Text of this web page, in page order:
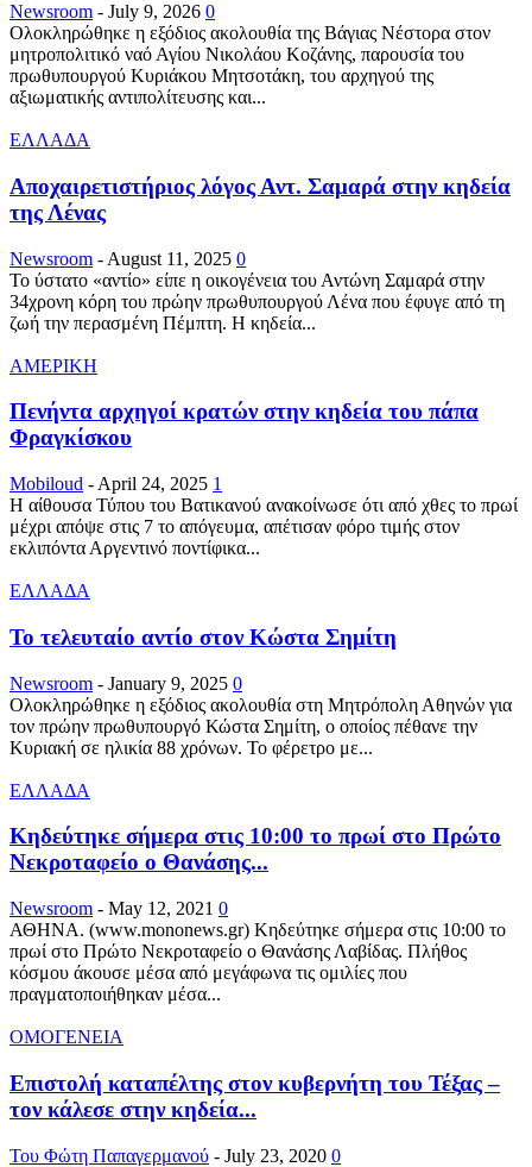
Newsroom - July 9, 2026 0
Ολοκληρώθηκε η εξόδιος ακολουθία της Βάγιας Νέστορα στον
μητροπολιτικό ναό Αγίου Νικολάου Κοζάνης, παρουσία του
πρωθυπουργού Κυριάκου Μητσοτάκη, του αρχηγού της
αξιωματικής αντιπολίτευσης και...
ΕΛΛΑΔΑ
Αποχαιρετιστήριος λόγος Αντ. Σαμαρά στην κηδεία
της Λένας
Newsroom - August 11, 2025 0
Το ύστατο «αντίο» είπε η οικογένεια του Αντώνη Σαμαρά στην
34χρονη κόρη του πρώην πρωθυπουργού Λένα που έφυγε από τη
ζωή την περασμένη Πέμπτη. Η κηδεία...
ΑΜΕΡΙΚΗ
Πενήντα αρχηγοί κρατών στην κηδεία του πάπα
Φραγκίσκου
Mobiloud - April 24, 2025 1
Η αίθουσα Τύπου του Βατικανού ανακοίνωσε ότι από χθες το πρωί
μέχρι απόψε στις 7 το απόγευμα, απέτισαν φόρο τιμής στον
εκλιπόντα Αργεντινό ποντίφικα...
ΕΛΛΑΔΑ
Το τελευταίο αντίο στον Κώστα Σημίτη
Newsroom - January 9, 2025 0
Ολοκληρώθηκε η εξόδιος ακολουθία στη Μητρόπολη Αθηνών για
τον πρώην πρωθυπουργό Κώστα Σημίτη, ο οποίος πέθανε την
Κυριακή σε ηλικία 88 χρόνων. Το φέρετρο με...
ΕΛΛΑΔΑ
Κηδεύτηκε σήμερα στις 10:00 το πρωί στο Πρώτο
Νεκροταφείο ο Θανάσης...
Newsroom - May 12, 2021 0
ΑΘΗΝΑ. (www.mononews.gr) Κηδεύτηκε σήμερα στις 10:00 το
πρωί στο Πρώτο Νεκροταφείο ο Θανάσης Λαβίδας. Πλήθος
κόσμου άκουσε μέσα από μεγάφωνα τις ομιλίες που
πραγματοποιήθηκαν μέσα...
ΟΜΟΓΕΝΕΙΑ
Επιστολή καταπέλτης στον κυβερνήτη του Τέξας –
τον κάλεσε στην κηδεία...
Του Φώτη Παπαγερμανού - July 23, 2020 0